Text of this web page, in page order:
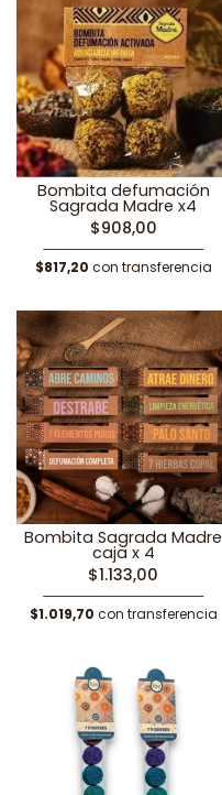
Bombita defumación
Sagrada Madre x4
$908,00
$817,20 con transferencia
Bombita Sagrada Madre
caja x 4
$1.133,00
$1.019,70 con transferencia